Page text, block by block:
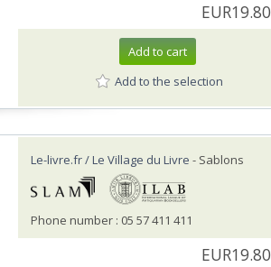
EUR19.80
Add to cart
Add to the selection
Le-livre.fr / Le Village du Livre - Sablons
Phone number : 05 57 411 411
EUR19.80